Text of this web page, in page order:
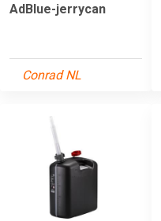
AdBlue-jerrycan
Conrad NL